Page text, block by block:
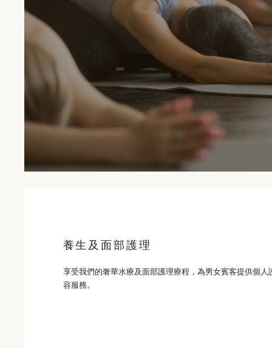
養生及面部護理
享受我們的奢華水療及面部護理療程，為男女賓客提供個人
容服務。